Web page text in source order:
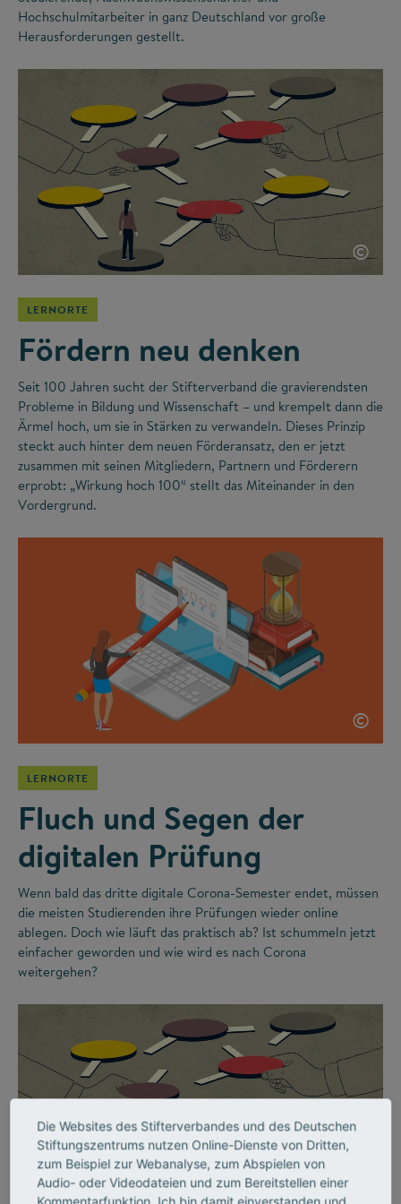
Hochschulmitarbeiter in ganz Deutschland vor große
Herausforderungen gestellt.
©
LERNORTE
Fördern neu denken
Seit 100 Jahren sucht der Stifterverband die gravierendsten
Probleme in Bildung und Wissenschaft – und krempelt dann die
Ärmel hoch, um sie in Stärken zu verwandeln. Dieses Prinzip
steckt auch hinter dem neuen Förderansatz, den er jetzt
zusammen mit seinen Mitgliedern, Partnern und Förderern
erprobt: „Wirkung hoch 100“ stellt das Miteinander in den
Vordergrund.
©
LERNORTE
Fluch und Segen der
digitalen Prüfung
Wenn bald das dritte digitale Corona-Semester endet, müssen
die meisten Studierenden ihre Prüfungen wieder online
ablegen. Doch wie läuft das praktisch ab? Ist schummeln jetzt
einfacher geworden und wie wird es nach Corona
weitergehen?
Die Websites des Stifterverbandes und des Deutschen
Stiftungszentrums nutzen Online-Dienste von Dritten,
zum Beispiel zur Webanalyse, zum Abspielen von
Audio- oder Videodateien und zum Bereitstellen einer